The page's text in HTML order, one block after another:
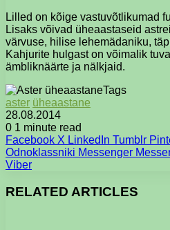
Lilled on kõige vastuvõtlikumad
Lisaks võivad üheaastaseid
värvuse, hilise lehemädaniku,
Kahjurite hulgast on võimalik
ämbliknäärte ja nälkjaid.
Tags
aster üheaastane
28.08.2014
0 1 minute read
Facebook X LinkedIn Tumblr
Odnoklassniki Messenger
Viber
RELATED ARTICLES